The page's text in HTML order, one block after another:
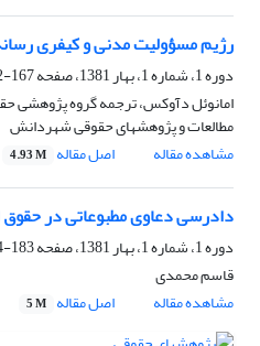
رژیم‌ مسؤولیت‌ مدنی‌ و کیفری‌
دوره 1، شماره 1، بهار 1381، صفحه
167-182
امانوئل‌ دآوکس، ترجمه‌ گروه‌
مطالعات‌ و پژوهشهای‌ حقوقی‌ شهردانش‌
مشاهده مقاله
اصل مقاله 4.93 M
دادرسی‌ دعاوی‌ مطبوعاتی‌ در حقوق
دوره 1، شماره 1، بهار 1381، صفحه
183-204
قاسم محمدی
مشاهده مقاله
اصل مقاله 5 M